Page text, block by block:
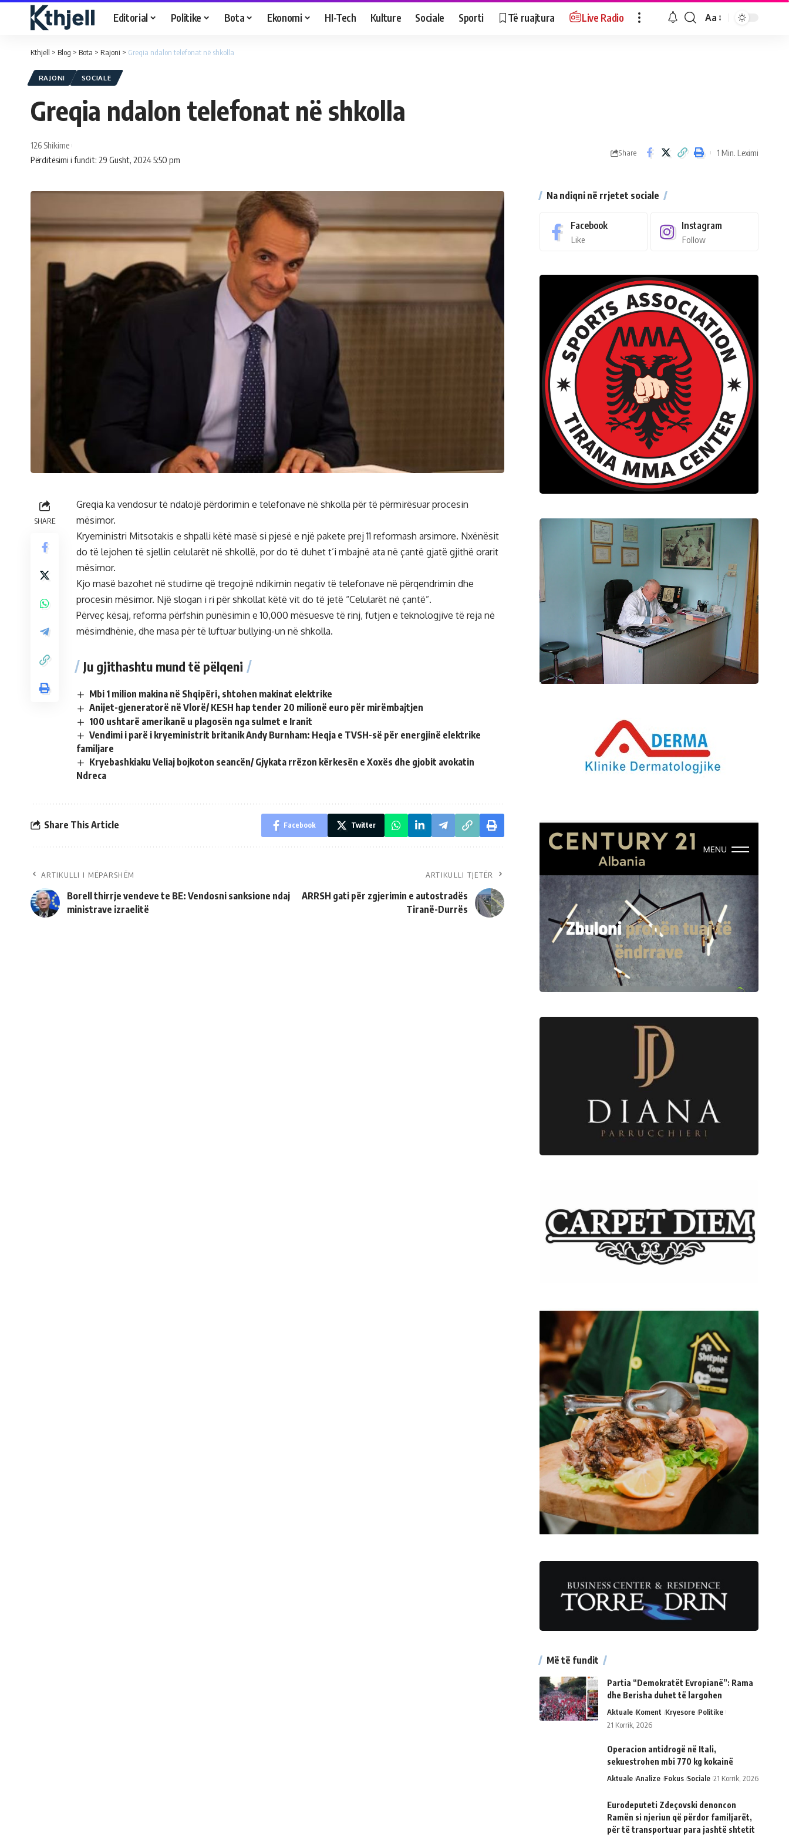
Editorial Politike Bota Ekonomi HI-Tech Kulture Sociale Sporti Të ruajtura Live Radio Aa
Kthjell > Blog > Bota > Rajoni > Greqia ndalon telefonat në shkolla
RAJONI SOCIALE
Greqia ndalon telefonat në shkolla
Përditësimi i fundit: 29 Gusht, 2024 5:50 pm
126 Shikime
Share 1 Min. Leximi
SHARE
Greqia ka vendosur të ndalojë përdorimin e telefonave në shkolla për të përmirësuar procesin
mësimor.
Kryeministri Mitsotakis e shpalli këtë masë si pjesë e një pakete prej 11 reformash arsimore. Nxënësit
do të lejohen të sjellin celularët në shkollë, por do të duhet t’i mbajnë ata në çantë gjatë gjithë orarit
mësimor.
Kjo masë bazohet në studime që tregojnë ndikimin negativ të telefonave në përqendrimin dhe
procesin mësimor. Një slogan i ri për shkollat këtë vit do të jetë “Celularët në çantë”.
Përveç kësaj, reforma përfshin punësimin e 10,000 mësuesve të rinj, futjen e teknologjive të reja në
mësimdhënie, dhe masa për të luftuar bullying-un në shkolla.
Ju gjithashtu mund të pëlqeni
Mbi 1 milion makina në Shqipëri, shtohen makinat elektrike
Anijet-gjeneratorë në Vlorë/ KESH hap tender 20 milionë euro për mirëmbajtjen
100 ushtarë amerikanë u plagosën nga sulmet e Iranit
Vendimi i parë i kryeministrit britanik Andy Burnham: Heqja e TVSH-së për energjinë elektrike
familjare
Kryebashkiaku Veliaj bojkoton seancën/ Gjykata rrëzon kërkesën e Xoxës dhe gjobit avokatin
Ndreca
Share This Article Facebook Twitter
ARTIKULLI I MËPARSHËM
Borell thirrje vendeve te BE: Vendosni sanksione ndaj
ministrave izraelitë
ARTIKULLI TJETËR
ARRSH gati për zgjerimin e autostradës
Tiranë-Durrës
Na ndiqni në rrjetet sociale
Facebook
Like
Instagram
Follow
Më të fundit
Partia “Demokratët Evropianë”: Rama
dhe Berisha duhet të largohen
Aktuale Koment Kryesore Politike
21 Korrik, 2026
Operacion antidrogë në Itali,
sekuestrohen mbi 770 kg kokainë
Aktuale Analize Fokus Sociale 21 Korrik, 2026
Eurodeputeti Zdeçovski denoncon
Ramën si njeriun që përdor familjarët,
për të transportuar para jashtë shtetit